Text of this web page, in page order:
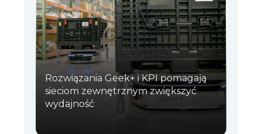
Rozwiązania Geek+ i KPI pomagają
sieciom zewnętrznym zwiększyć
wydajność